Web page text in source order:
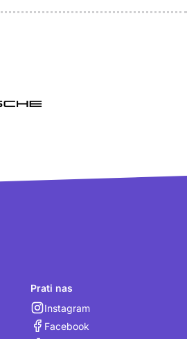
Prati nas
Instagram
Facebook